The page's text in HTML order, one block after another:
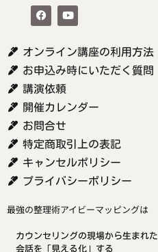
オンライン講座の利用方法
お申込み時にいただく質問
講演依頼
開催カレンダー
お問合せ
特定商取引上の表記
キャンセルポリシー
プライバシーポリシー
最強の整理術アイビーマッピングは
カウンセリングの現場から生まれた
会話を「見える化」する